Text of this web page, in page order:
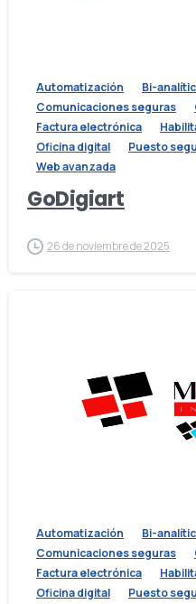
Automatización Bi-
Comunicaciones seguras
Factura electrónica
Oficina digital
Puesto
Web avanzada
GoDigiart
26 de noviembre de 2025
Automatización Bi-
Comunicaciones seguras
Factura electrónica
Oficina digital
Puesto